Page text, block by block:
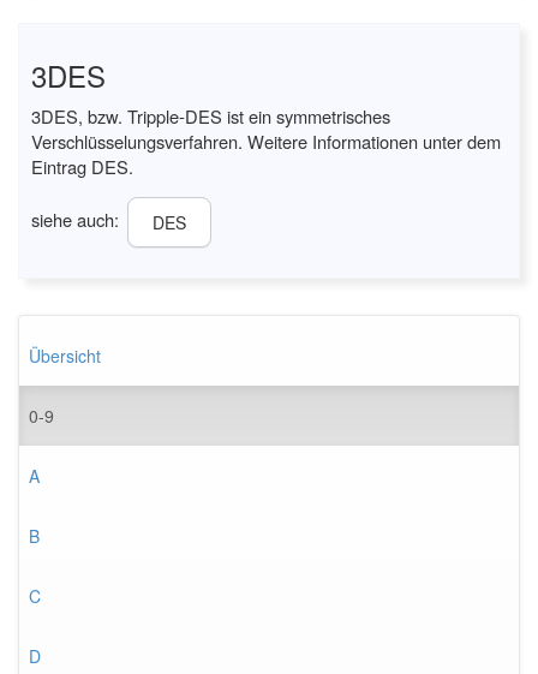
3DES
3DES, bzw. Tripple-DES ist ein symmetrisches
Verschlüsselungsverfahren. Weitere Informationen unter dem
Eintrag DES.
siehe auch: DES
Übersicht
0-9
A
B
C
D